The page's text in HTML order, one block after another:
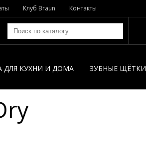
Клуб Braun Контакты
ДЛЯ КУХНИ И ДОМА ЗУБНЫЕ ЩЁТКИ